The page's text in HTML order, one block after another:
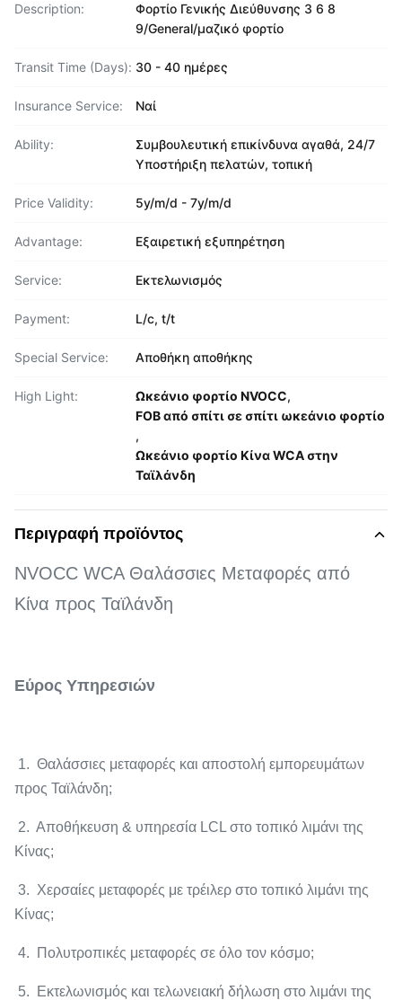
Description:
Φορτίο Γενικής Διεύθυνσης 3 6 8
9/General/μαζικό φορτίο
Transit Time (Days): 30 - 40 ημέρες
Insurance Service: Ναί
Ability:
Συμβουλευτική επικίνδυνα αγαθά, 24/7
Υποστήριξη πελατών, τοπική
Price Validity: 5y/m/d - 7y/m/d
Advantage: Εξαιρετική εξυπηρέτηση
Service: Εκτελωνισμός
Payment: L/c, t/t
Special Service: Αποθήκη αποθήκης
High Light: Ωκεάνιο φορτίο NVOCC,
FOB από σπίτι σε σπίτι ωκεάνιο φορτίο
,
Ωκεάνιο φορτίο Κίνα WCA στην
Ταϊλάνδη
Περιγραφή προϊόντος
NVOCC WCA Θαλάσσιες Μεταφορές από
Κίνα προς Ταϊλάνδη
Εύρος Υπηρεσιών
1. Θαλάσσιες μεταφορές και αποστολή εμπορευμάτων
προς Ταϊλάνδη;
2. Αποθήκευση & υπηρεσία LCL στο τοπικό λιμάνι της
Κίνας;
3. Χερσαίες μεταφορές με τρέιλερ στο τοπικό λιμάνι της
Κίνας;
4. Πολυτροπικές μεταφορές σε όλο τον κόσμο;
5. Εκτελωνισμός και τελωνειακή δήλωση στο λιμάνι της